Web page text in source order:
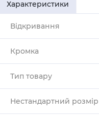
Характеристики
Відкривання
Кромка
Тип товару
Нестандартний розмір